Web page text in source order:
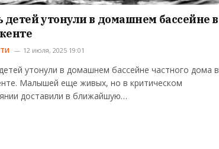
детей утонули в домашнем бассейне в
12 июля, 2025 19:01
утонули в домашнем бассейне частного дома в
Малышей еще живых, но в критическом
доставили в ближайшую…